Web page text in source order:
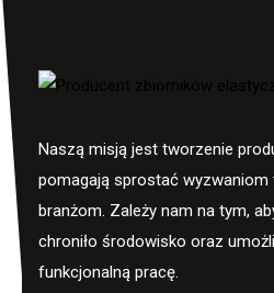
Naszą misją jest tworzenie
pomagają sprostać
branżom. Zależy nam na tym,
chroniło środowisko oraz
funkcjonalną pracę.